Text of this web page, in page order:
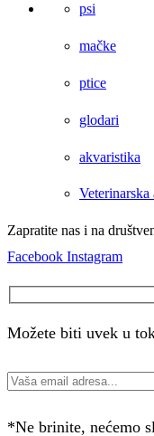
psi
mačke
ptice
glodari
akvaristika
Veterinarska
Zapratite nas i na
Facebook Instagram
Možete biti uvek u
*Ne brinite, nećemo